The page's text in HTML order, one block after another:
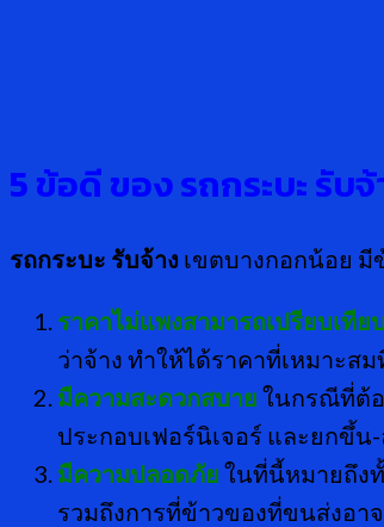
5 ข้อดี ของ รถกระบะ รับ
รถกระบะ รับจ้าง เขตบางกอกน้อย
ราคาไม่แพงสามารถเปรียบเทีย
ว่าจ้าง ทำให้ได้ราคาที่เหมาะส
มีความสะดวกสบาย ในกรณีที่ต้
ประกอบเฟอร์นิเจอร์ และยกขึ้น
มีความปลอดภัย ในที่นี้หมายถึง
รวมถึงการที่ข้าวของที่ขนส่งอา